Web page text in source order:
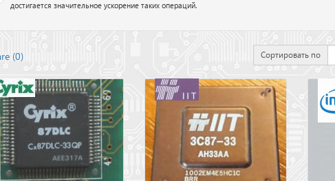
достигается значительное ускорение таких операций.
(0) Сортировать по